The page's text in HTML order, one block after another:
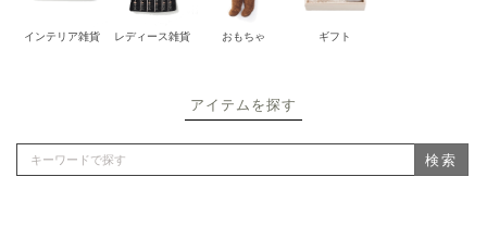
インテリア雑貨 レディース雑貨 おもちゃ ギフト
アイテムを探す
検索